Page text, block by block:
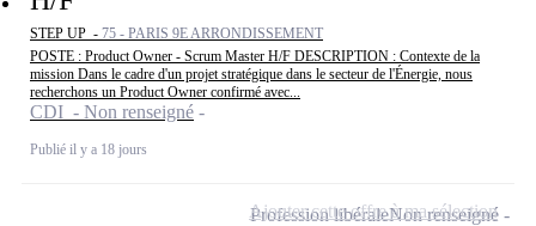
STEP UP - 75 - PARIS 9E ARRONDISSEMENT
POSTE : Product Owner - Scrum Master H/F DESCRIPTION : Contexte de la
mission Dans le cadre d'un projet stratégique dans le secteur de l'Énergie, nous
recherchons un Product Owner confirmé avec...
CDI - Non renseigné
Publié il y a 18 jours
Profession libéraleNon renseigné
Ajouter cette offre à ma sélection